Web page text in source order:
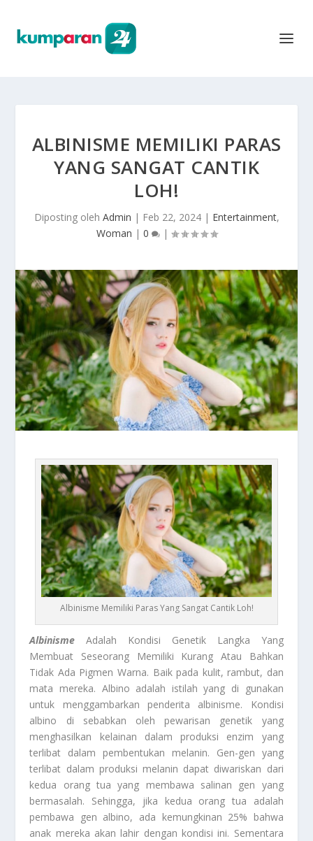
ALBINISME MEMILIKI PARAS
YANG SANGAT CANTIK
LOH!
Diposting oleh Admin | Feb 22, 2024| Entertainment,
Woman | 0 |
Albinisme Memiliki Paras Yang Sangat Cantik Loh!
Albinisme Adalah Kondisi Genetik Langka Yang
Membuat Seseorang Memiliki Kurang Atau Bahkan
Tidak Ada Pigmen Warna. Baik pada kulit, rambut, dan
mata mereka. Albino adalah istilah yang di gunakan
untuk menggambarkan penderita albinisme. Kondisi
albino di sebabkan oleh pewarisan genetik yang
menghasilkan kelainan dalam produksi enzim yang
terlibat dalam pembentukan melanin. Gen-gen yang
terlibat dalam produksi melanin dapat diwariskan dari
kedua orang tua yang membawa salinan gen yang
bermasalah. Sehingga, jika kedua orang tua adalah
pembawa gen albino, ada kemungkinan 25% bahwa
anak mereka akan lahir dengan kondisi ini. Sementara